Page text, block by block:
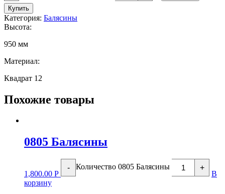
Купить
Категория: Балясины
Высота:
950 мм
Материал:
Квадрат 12
Похожие товары
0805 Балясины
1,800.00 Р
- Количество 0805 Балясины +
В
корзину